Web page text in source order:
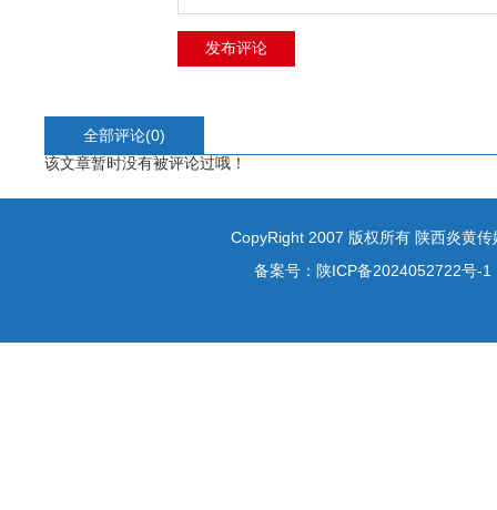
全部评论(0)
该文章暂时没有被评论过哦！
CopyRight 2007 版权所有 陕西炎黄传
备案号： 陕ICP备2024052722号-1